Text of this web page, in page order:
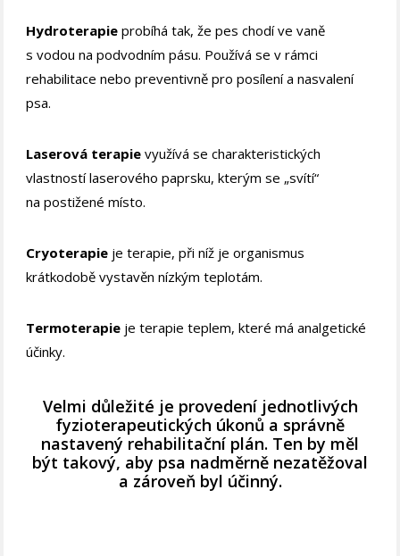
Hydroterapie probíhá tak, že pes chodí ve vaně
s vodou na podvodním pásu. Používá se v rámci
rehabilitace nebo preventivně pro posílení a nasvalení
psa.
Laserová terapie využívá se charakteristických
vlastností laserového paprsku, kterým se „svítí“
na postižené místo.
Cryoterapie je terapie, při níž je organismus
krátkodobě vystavěn nízkým teplotám.
Termoterapie je terapie teplem, které má analgetické
účinky.
Velmi důležité je provedení jednotlivých
fyzioterapeutických úkonů a správně
nastavený rehabilitační plán. Ten by měl
být takový, aby psa nadměrně nezatěžoval
a zároveň byl účinný.